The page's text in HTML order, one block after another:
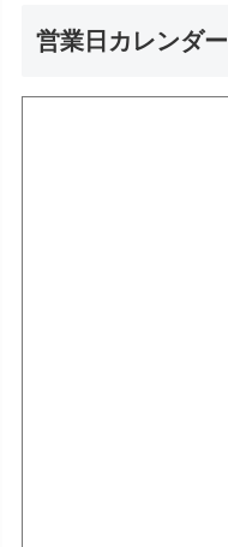
営業日カレンダー